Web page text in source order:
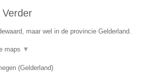
maar wel in de provincie Gelderland.
maps ▼
(Gelderland)